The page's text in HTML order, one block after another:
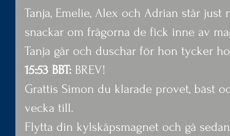
Tanja, Emelie, Alex och Adrian står
snackar om frågorna de fick inne av
Tanja går och duschar för hon tycker
15:53 BBT: BREV!
Grattis Simon du klarade provet, bäst
vecka till.
Flytta din kylskåpsmagnet och gå